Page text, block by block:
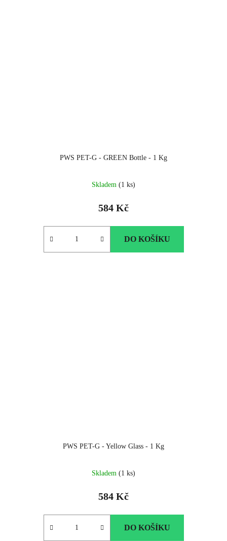
PWS PET-G - GREEN Bottle - 1 Kg
Skladem (1 ks)
584 Kč
DO KOŠÍKU
PWS PET-G - Yellow Glass - 1 Kg
Skladem (1 ks)
584 Kč
DO KOŠÍKU